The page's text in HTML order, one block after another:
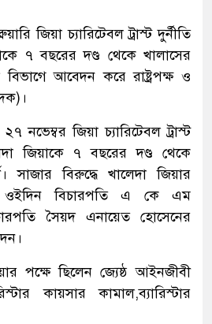
জিয়া চ্যারিটেবল ট্রাস্ট দুর্নীতি
৭ বছরের দণ্ড থেকে খালাসের
আবেদন করে রাষ্ট্রপক্ষ ও
জিয়া চ্যারিটেবল ট্রাস্ট
জিয়াকে ৭ বছরের দণ্ড থেকে
সাজার বিরুদ্ধে খালেদা জিয়ার
বিচারপতি এ কে এম
সৈয়দ এনায়েত হোসেনের
পক্ষে ছিলেন জ্যেষ্ঠ আইনজীবী
কায়সার কামাল,ব্যারিস্টার